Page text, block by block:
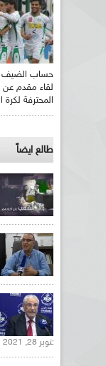
لقاء مقدم عن
المحترفة لكرة
طالع ايضاً
أكتوبر 28, 2021 |